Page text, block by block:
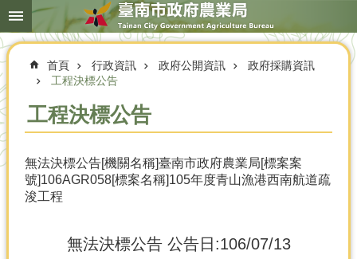
跳到主要內容區塊
搜
尋
進
局
簡
首頁 行政資訊 政府公開資訊
政府採購資訊
工程決標公告
工程決標公告
無法決標公告[機關名稱]臺南市政府農業局[標案案
號]106AGR058[標案名稱]105年度青山漁港西南航道疏
浚工程
無法決標公告 公告日:106/07/13